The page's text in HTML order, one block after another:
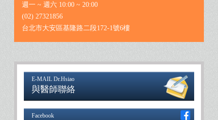
週一 ~ 週六 10:00 ~ 20:00
(02) 27321856
台北市大安區基隆路二段172-1號6樓
E-MAIL Dr.Hsiao
與醫師聯絡
Facebook